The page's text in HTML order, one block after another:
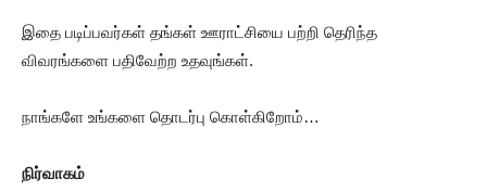
இதை படிப்பவர்கள் தங்கள் ஊராட்சியை பற்றி தெரிந்த
விவரங்களை பதிவேற்ற உதவுங்கள்.
நாங்களே உங்களை தொடர்பு கொள்கிறோம்…
நிர்வாகம்